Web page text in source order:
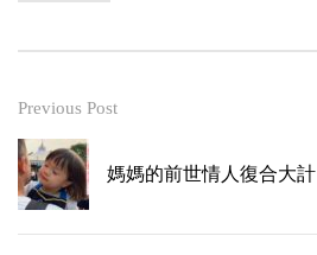
Previous Post
媽媽的前世情人復合大計